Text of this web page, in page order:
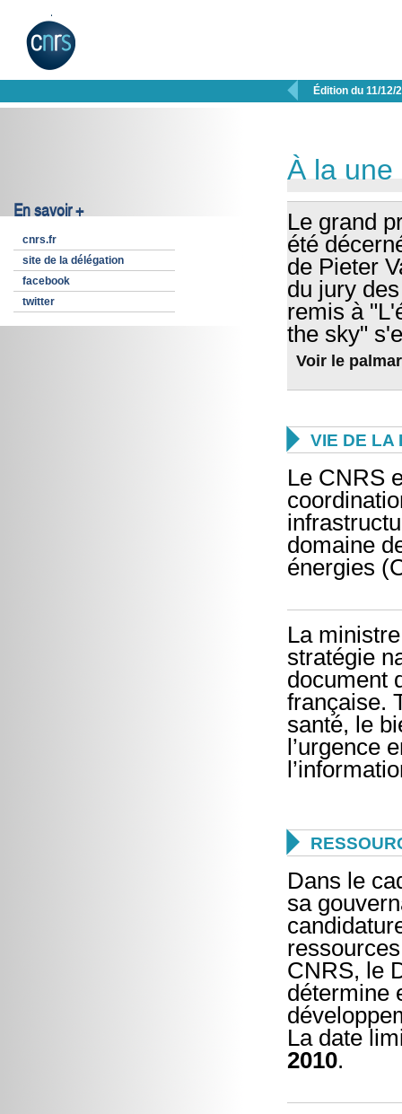
 Édition du 11/12/
En savoir +
cnrs.fr
site de la délégation
facebook
twitter
À la une
Le grand
été
de Pieter
du jury
remis à
the sky"
Voir le
 VIE DE LA
Le CNRS
domaine
énergies
La
stratégie
document
française.
santé, le
l’urgence

Dans le
sa
CNRS, le
détermine
La date
2010.